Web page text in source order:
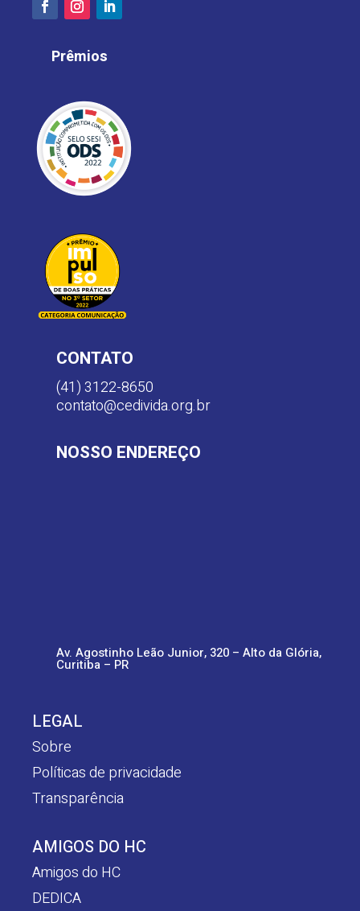
Prêmios
CONTATO
(41) 3122-8650
contato@cedivida.org.br
NOSSO ENDEREÇO
Av. Agostinho Leão Junior, 320 – Alto da Glória,
Curitiba – PR
LEGAL
Sobre
Políticas de privacidade
Transparência
AMIGOS DO HC
Amigos do HC
DEDICA